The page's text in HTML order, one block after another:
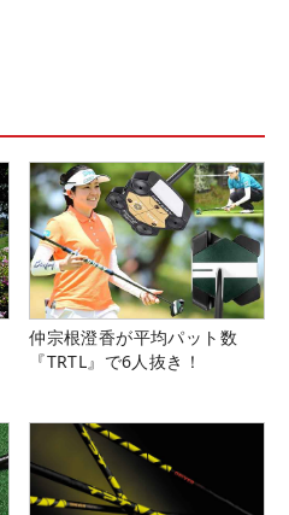
仲宗根澄香が平均パット数
『TRTL』で6人抜き！